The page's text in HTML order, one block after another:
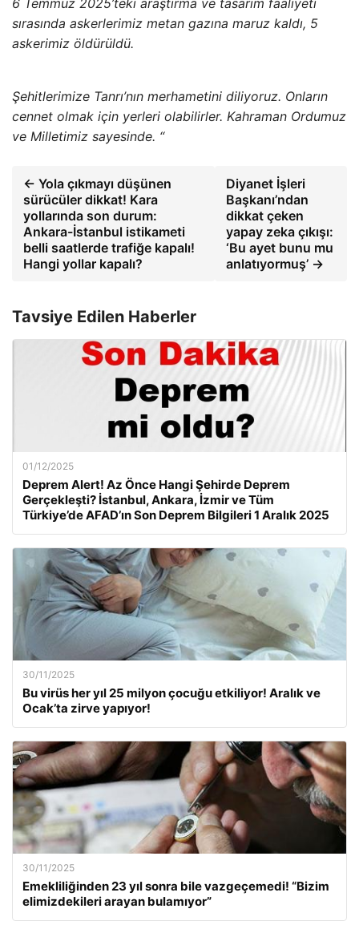
6 Temmuz 2025’teki araştırma ve tasarım faaliyeti
sırasında askerlerimiz metan gazına maruz kaldı, 5
askerimiz öldürüldü.
Şehitlerimize Tanrı’nın merhametini diliyoruz. Onların
cennet olmak için yerleri olabilirler. Kahraman Ordumuz
ve Milletimiz sayesinde. “
← Yola çıkmayı düşünen
sürücüler dikkat! Kara
yollarında son durum:
Ankara-İstanbul istikameti
belli saatlerde trafiğe kapalı!
Hangi yollar kapalı?
Diyanet İşleri
Başkanı’ndan
dikkat çeken
yapay zeka çıkışı:
‘Bu ayet bunu mu
anlatıyormuş’ →
Tavsiye Edilen Haberler
01/12/2025
Deprem Alert! Az Önce Hangi Şehirde Deprem
Gerçekleşti? İstanbul, Ankara, İzmir ve Tüm
Türkiye’de AFAD’ın Son Deprem Bilgileri 1 Aralık 2025
30/11/2025
Bu virüs her yıl 25 milyon çocuğu etkiliyor! Aralık ve
Ocak’ta zirve yapıyor!
30/11/2025
Emekliliğinden 23 yıl sonra bile vazgeçemedi! “Bizim
elimizdekileri arayan bulamıyor”